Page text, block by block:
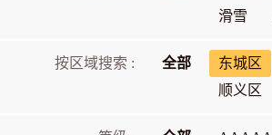
滑雪
按区域搜索 : 全部 东城区
顺义区